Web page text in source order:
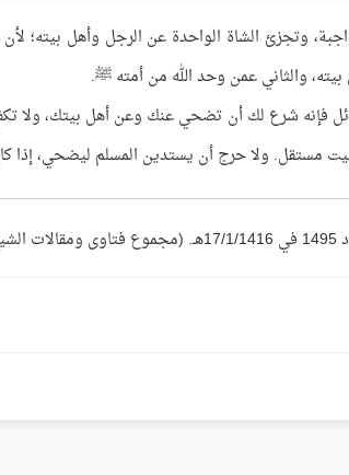
وتجزئ الشاة الواحدة عن الرجل وأهل بيته؛
والثاني عمن وحد الله من أمته ﷺ.
فإنه شرع لك أن تضحي عنك وعن أهل بيتك، ولا
مستقل. ولا حرج أن يستدين المسلم ليضحي، إذا